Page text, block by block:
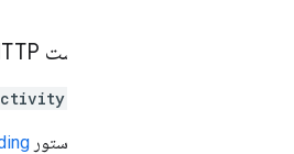
درخواست HTTP